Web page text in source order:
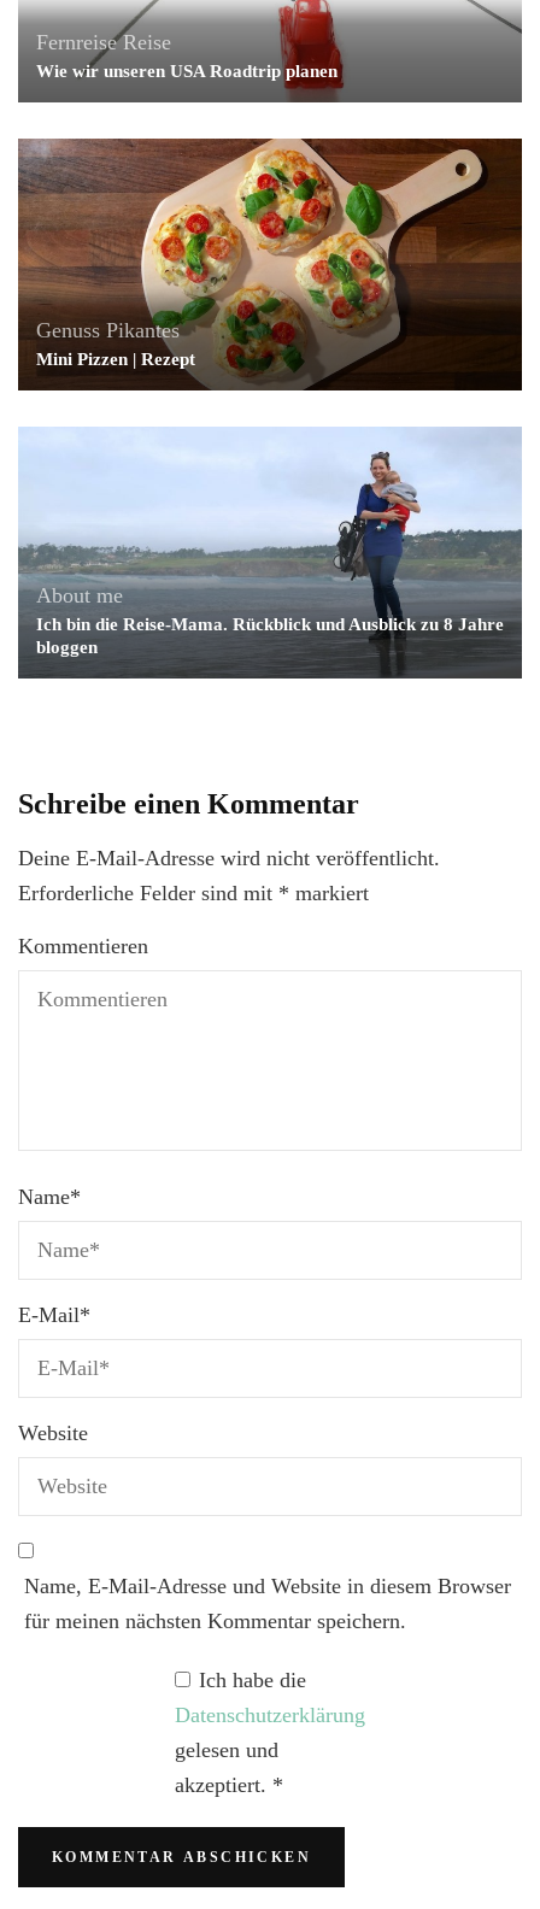
Fernreise Reise
Wie wir unseren USA Roadtrip planen
Genuss Pikantes
Mini Pizzen | Rezept
About me
Ich bin die Reise-Mama. Rückblick und Ausblick zu 8 Jahre
bloggen
Schreibe einen Kommentar
Deine E-Mail-Adresse wird nicht veröffentlicht.
Erforderliche Felder sind mit * markiert
Kommentieren
Name*
E-Mail*
Website
Name, E-Mail-Adresse und Website in diesem Browser
für meinen nächsten Kommentar speichern.
Ich habe die
Datenschutzerklärung
gelesen und
akzeptiert. *